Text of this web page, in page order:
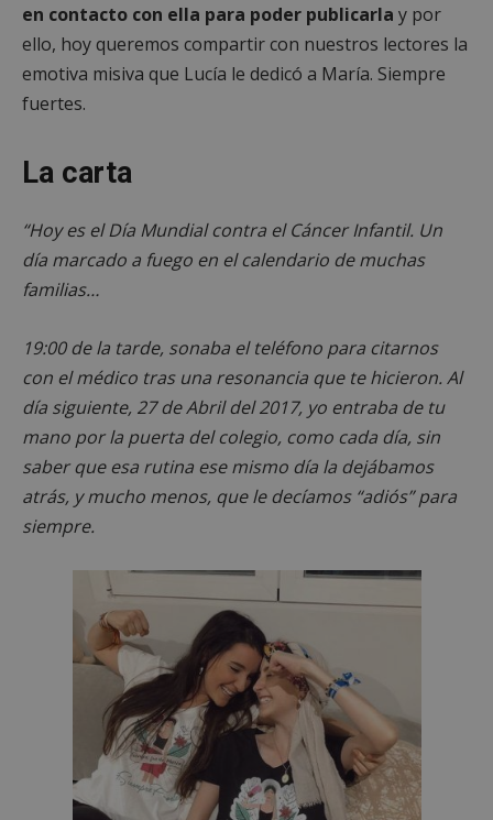
en contacto con ella para poder publicarla y por
ello, hoy queremos compartir con nuestros lectores la
emotiva misiva que Lucía le dedicó a María. Siempre
fuertes.
La carta
“Hoy es el Día Mundial contra el Cáncer Infantil. Un
día marcado a fuego en el calendario de muchas
familias…
19:00 de la tarde, sonaba el teléfono para citarnos
con el médico tras una resonancia que te hicieron. Al
día siguiente, 27 de Abril del 2017, yo entraba de tu
mano por la puerta del colegio, como cada día, sin
saber que esa rutina ese mismo día la dejábamos
atrás, y mucho menos, que le decíamos “adiós” para
siempre.